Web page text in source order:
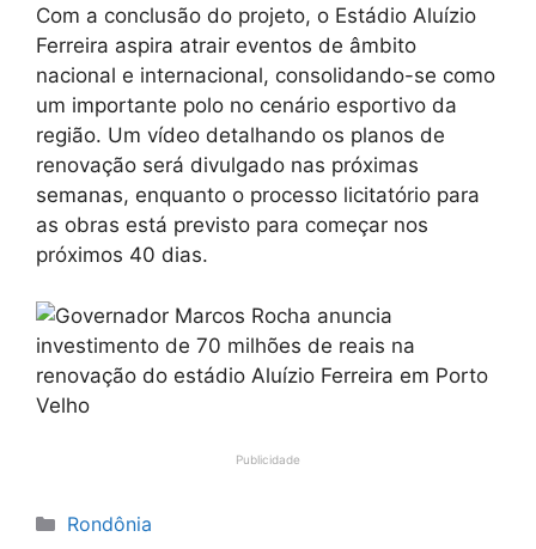
Com a conclusão do projeto, o Estádio Aluízio
Ferreira aspira atrair eventos de âmbito
nacional e internacional, consolidando-se como
um importante polo no cenário esportivo da
região. Um vídeo detalhando os planos de
renovação será divulgado nas próximas
semanas, enquanto o processo licitatório para
as obras está previsto para começar nos
próximos 40 dias.
Publicidade
Categorias
Rondônia